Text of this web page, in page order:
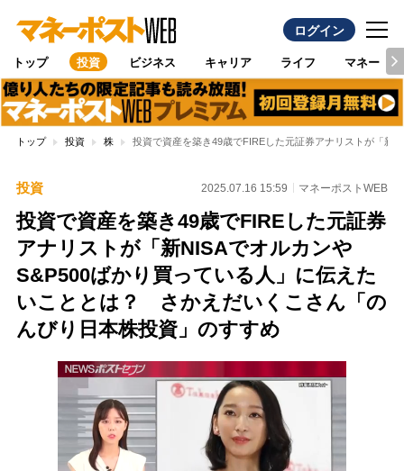
ログイン
トップ 投資 ビジネス キャリア ライフ マネー
トップ 投資 株 投資で資産を築き49歳でFIREした元証券アナリストが「新
投資 2025.07.16 15:59 マネーポストWEB
投資で資産を築き49歳でFIREした元証券
アナリストが「新NISAでオルカンや
S&P500ばかり買っている人」に伝えた
いこととは？ さかえだいくこさん「の
んびり日本株投資」のすすめ